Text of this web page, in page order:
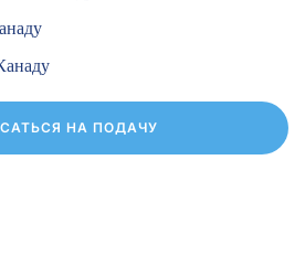
НА ПОДАЧУ